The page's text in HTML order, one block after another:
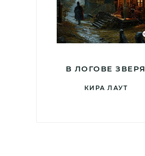
В ЛОГОВЕ ЗВЕРЯ
КИРА ЛАУТ